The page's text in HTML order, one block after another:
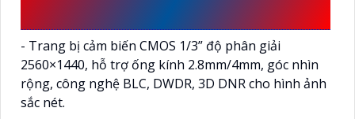
- Trang bị cảm biến CMOS 1/3” độ phân giải
2560×1440, hỗ trợ ống kính 2.8mm/4mm, góc nhìn
rộng, công nghệ BLC, DWDR, 3D DNR cho hình ảnh
sắc nét.